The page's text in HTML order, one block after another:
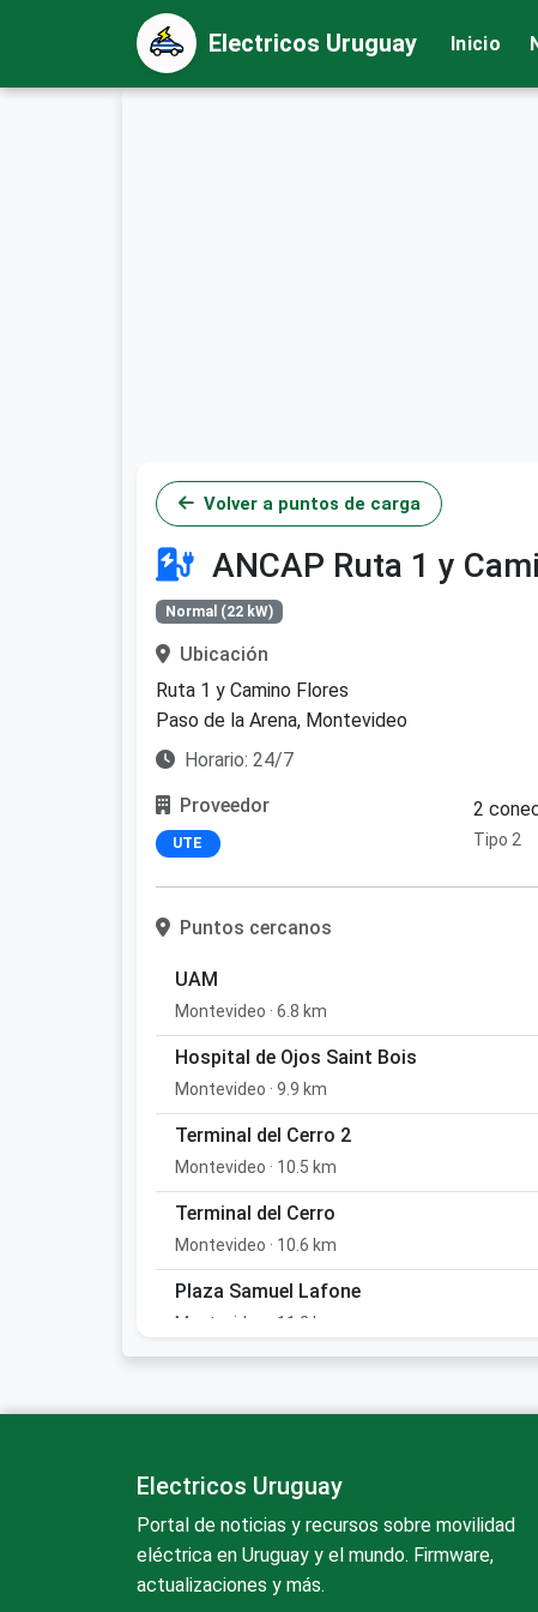
Electricos Uruguay Inicio
Volver a puntos de carga
ANCAP Ruta 1 y
Normal (22 kW)
Ubicación
Ruta 1 y Camino Flores
Paso de la Arena, Montevideo
Horario: 24/7
Proveedor
UTE
2
Tipo 2
Puntos cercanos
UAM
Montevideo · 6.8 km
Hospital de Ojos Saint Bois
Montevideo · 9.9 km
Terminal del Cerro 2
Montevideo · 10.5 km
Terminal del Cerro
Montevideo · 10.6 km
Plaza Samuel Lafone
Montevideo · 11.2 km
La Paz · 11.3 km
ANCAP Ciudad del Plata
Ciudad del Plata · 12.7 km
eOne Axion Prado
Electricos Uruguay
Portal de noticias y recursos sobre movilidad
eléctrica en Uruguay y el mundo. Firmware,
actualizaciones y más.